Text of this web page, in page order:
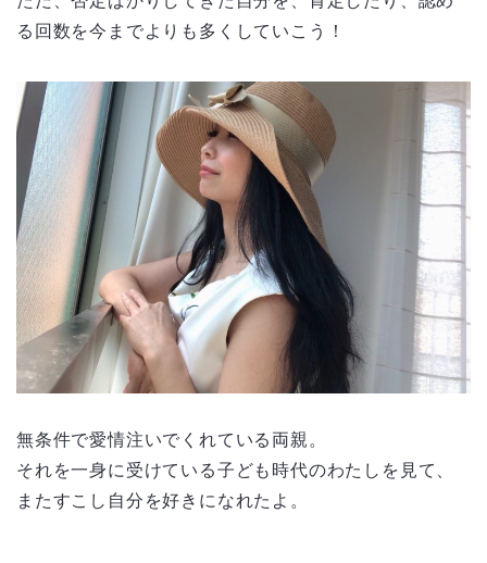
る回数を今までよりも多くしていこう！
無条件で愛情注いでくれている両親。
それを一身に受けている子ども時代のわたしを見て、
またすこし 自分を好きになれたよ。